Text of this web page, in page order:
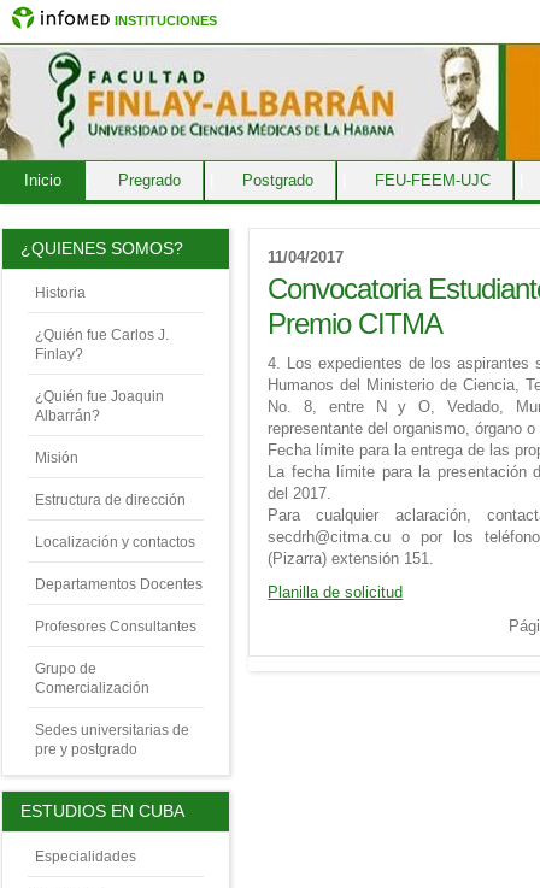
INSTITUCIONES
Inicio Pregrado Postgrado FEU-FEEM-UJC
11/04/2017
Convocatoria
Premio CITMA
4. Los expedientes de los aspirantes
Humanos del Ministerio de Ciencia,
No. 8, entre N y O, Vedado,
representante del organismo, órgano
Fecha límite para la entrega de las
La fecha límite para la presentación
del 2017.
Para cualquier aclaración,
secdrh@citma.cu o por los
(Pizarra) extensión 151.
Planilla de solicitud
¿QUIENES SOMOS?
Historia
¿Quién fue Carlos J.
Finlay?
¿Quién fue Joaquin
Albarrán?
Misión
Estructura de dirección
Localización y contactos
Departamentos Docentes
Profesores Consultantes
Grupo de
Comercialización
Sedes universitarias de
pre y postgrado
ESTUDIOS EN CUBA
Especialidades